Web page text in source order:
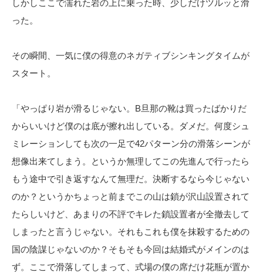
しかしここで濡れた岩の上に乗った時、少しだけツルッと滑
った。
その瞬間、一気に僕の得意のネガティブシンキングタイムが
スタート。
「やっぱり岩が滑るじゃない。B旦那の靴は買ったばかりだ
からいいけど僕のは底が擦れ出している。ダメだ。何度シュ
ミレーションしても次の一足で42パターン分の滑落シーンが
想像出来てしまう。というか無理してこの先進んで行ったら
もう途中で引き返すなんて無理だ。決断するなら今じゃない
のか？というかちょっと前までこの山は鎖が沢山設置されて
たらしいけど、あまりの不評でキレた鎖設置者が全撤去して
しまったと言うじゃない。それもこれも僕を抹殺するための
国の陰謀じゃないのか？そもそも今回は結婚式がメインのは
ず。ここで滑落してしまって、式場の僕の席だけ花瓶が置か